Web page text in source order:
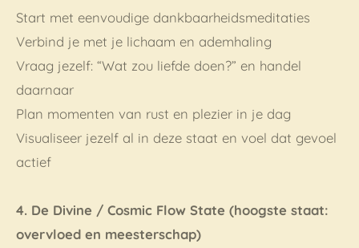
Start met eenvoudige dankbaarheidsmeditaties
Verbind je met je lichaam en ademhaling
Vraag jezelf: “Wat zou liefde doen?” en handel
daarnaar
Plan momenten van rust en plezier in je dag
Visualiseer jezelf al in deze staat en voel dat gevoel
actief
4. De Divine / Cosmic Flow State (hoogste staat:
overvloed en meesterschap)